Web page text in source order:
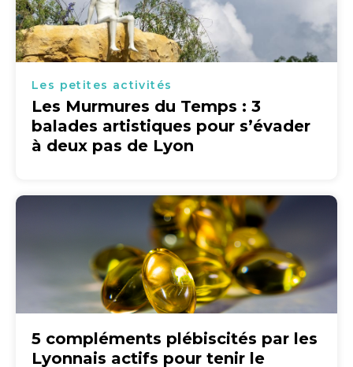
Les petites activités
Les Murmures du Temps : 3
balades artistiques pour s’évader
à deux pas de Lyon
5 compléments plébiscités par les
Lyonnais actifs pour tenir le